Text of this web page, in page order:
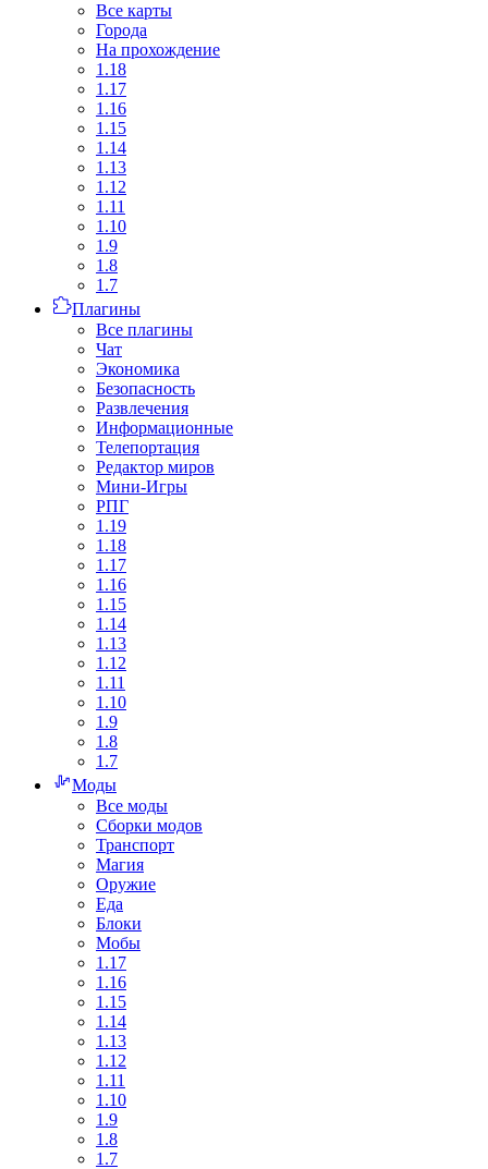
Все карты
Города
На прохождение
1.18
1.17
1.16
1.15
1.14
1.13
1.12
1.11
1.10
1.9
1.8
1.7
Плагины
Все плагины
Чат
Экономика
Безопасность
Развлечения
Информационные
Телепортация
Редактор миров
Мини-Игры
РПГ
1.19
1.18
1.17
1.16
1.15
1.14
1.13
1.12
1.11
1.10
1.9
1.8
1.7
Моды
Все моды
Сборки модов
Транспорт
Магия
Оружие
Еда
Блоки
Мобы
1.17
1.16
1.15
1.14
1.13
1.12
1.11
1.10
1.9
1.8
1.7